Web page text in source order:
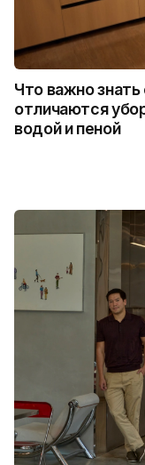
Что важно
отличаются
водой и пеной